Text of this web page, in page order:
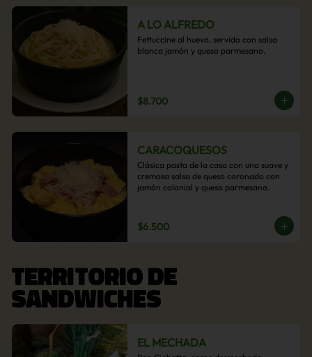
A LO ALFREDO
Fettuccine al huevo, servido con salsa
blanca jamón y queso parmesano.
$8.700
CARACOQUESOS
Clásica pasta de la casa con una suave y
cremosa salsa de queso coronado con
jamón colonial y queso parmesano.
$6.500
TERRITORIO DE
SANDWICHES
EL MECHADA